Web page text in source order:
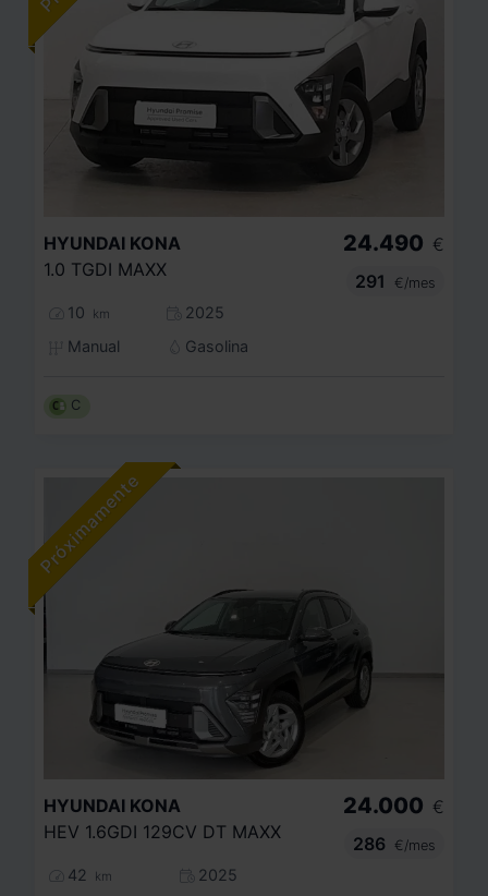
HYUNDAI KONA
1.0 TGDI MAXX
10 km
2025
Manual
Gasolina
24.490 €
291
€/mes
C
HYUNDAI KONA
HEV 1.6GDI 129CV DT MAXX
42 km
2025
24.000 €
286
€/mes